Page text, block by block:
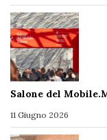
Salone del
11 Giugno 2026